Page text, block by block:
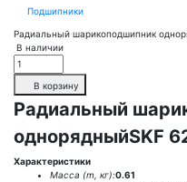
Подшипники
Радиальный шарикоподшипник
В наличии
В корзину
Радиальный
однорядныйSKF
Характеристики
Масса (m, кг):0.61